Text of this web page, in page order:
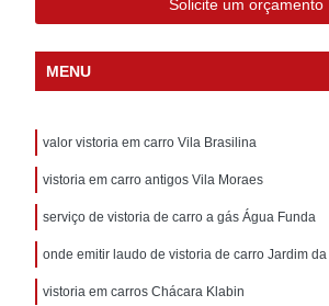
Solicite um orçamento
MENU
valor vistoria em carro Vila Brasilina
vistoria em carro antigos Vila Moraes
serviço de vistoria de carro a gás Água Funda
onde emitir laudo de vistoria de carro Jardim da
vistoria em carros Chácara Klabin